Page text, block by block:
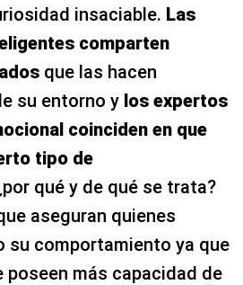
insaciable. Las
comparten
que las hacen
su entorno y los expertos
coinciden en que
tipo de
qué y de qué se trata?
aseguran quienes
su comportamiento ya que
poseen más capacidad de